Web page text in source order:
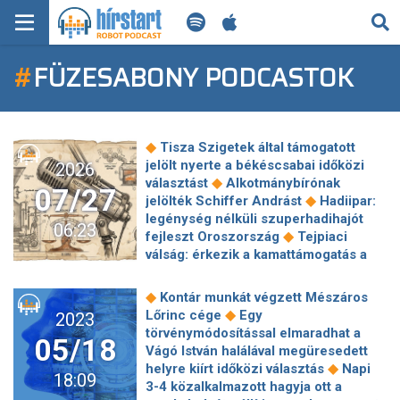
KERESÉS
KEZDŐLAP
FRISS HÍREK
TECH HÍREK
FILM-ZENE-SZÓRAKOZÁS
PLAYLIST
MI AZ A ROBOT PODCAST?
#FÜZESABONY PODCASTOK
2026
07/27
06:23
◆ Tisza Szigetek által támogatott
jelölt nyerte a békéscsabai időközi
választást ◆ Alkotmánybírónak
jelölték Schiffer Andrást ◆ Hadiipar:
legénység nélküli szuperhadihajót
fejleszt Oroszország ◆ Tejpiaci
válság: érkezik a kamattámogatás a
forintból készülhet el a Hatvan-
Füzesabony vasúti szakasz
fejlesztése ◆Történelmi rekordot
döntött a hazai alapkezelői vagyon
Garamvölgyi László lett a rendőrség
kommunikációs főtanácsadója ◆
2023
05/18
18:09
◆ Kontár munkát végzett Mészáros
Lőrinc cége ◆ Egy
törvénymódosítással elmaradhat a
Vágó István halálával megüresedett
helyre kiírt időközi választás ◆ Napi
3-4 közalkalmazott hagyja ott a